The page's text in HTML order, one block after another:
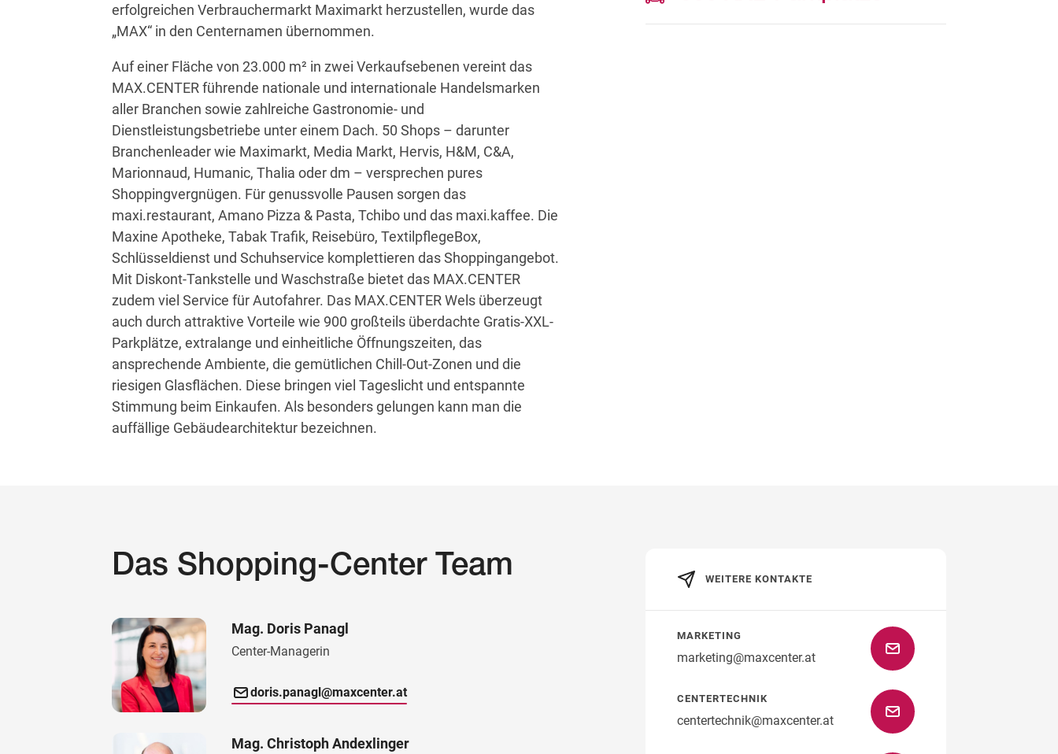
erfolgreichen Verbrauchermarkt Maximarkt herzustellen, wurde das
„MAX“ in den Centernamen übernommen.
Auf einer Fläche von 23.000 m² in zwei Verkaufsebenen vereint das
MAX.CENTER führende nationale und internationale Handelsmarken
aller Branchen sowie zahlreiche Gastronomie- und
Dienstleistungsbetriebe unter einem Dach. 50 Shops – darunter
Branchenleader wie Maximarkt, Media Markt, Hervis, H&M, C&A,
Marionnaud, Humanic, Thalia oder dm – versprechen pures
Shoppingvergnügen. Für genussvolle Pausen sorgen das
maxi.restaurant, Amano Pizza & Pasta, Tchibo und das maxi.kaffee. Die
Maxine Apotheke, Tabak Trafik, Reisebüro, TextilpflegeBox,
Schlüsseldienst und Schuhservice komplettieren das Shoppingangebot.
Mit Diskont-Tankstelle und Waschstraße bietet das MAX.CENTER
zudem viel Service für Autofahrer. Das MAX.CENTER Wels überzeugt
auch durch attraktive Vorteile wie 900 großteils überdachte Gratis-XXL-
Parkplätze, extralange und einheitliche Öffnungszeiten, das
ansprechende Ambiente, die gemütlichen Chill-Out-Zonen und die
riesigen Glasflächen. Diese bringen viel Tageslicht und entspannte
Stimmung beim Einkaufen. Als besonders gelungen kann man die
auffällige Gebäudearchitektur bezeichnen.
Das Shopping-Center Team
Mag. Doris Panagl
Center-Managerin
doris.panagl@maxcenter.at
Mag. Christoph Andexlinger
WEITERE KONTAKTE
MARKETING
marketing@maxcenter.at
CENTERTECHNIK
centertechnik@maxcenter.at